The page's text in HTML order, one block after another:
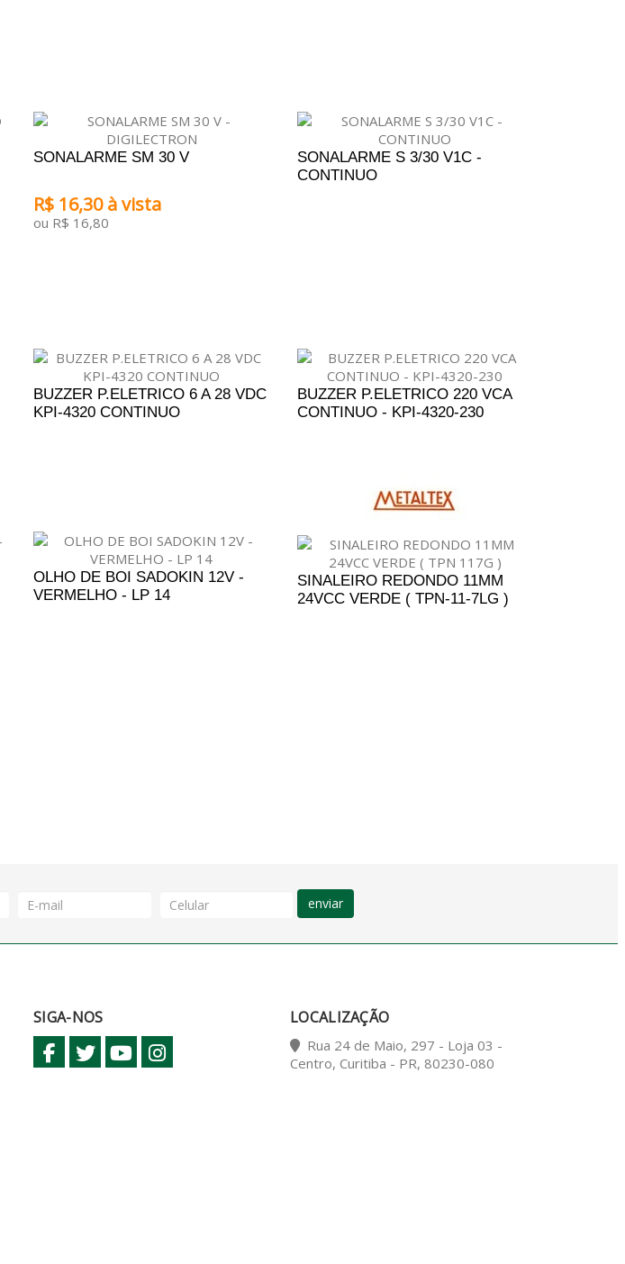
SONALARME SM 30 V
R$ 16,30 à vista
ou R$ 16,80
SONALARME S 3/30 V1C -
CONTINUO
BUZZER P.ELETRICO 6 A 28 VDC
KPI-4320 CONTINUO
BUZZER P.ELETRICO 220 VCA
CONTINUO - KPI-4320-230
OLHO DE BOI SADOKIN 12V -
VERMELHO - LP 14
SINALEIRO REDONDO 11MM
24VCC VERDE ( TPN-11-7LG )
enviar
SIGA-NOS LOCALIZAÇÃO
Rua 24 de Maio, 297 - Loja 03 -
Centro, Curitiba - PR, 80230-080